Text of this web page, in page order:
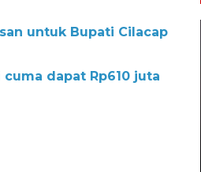
untuk Bupati Cilacap
dapat Rp610 juta